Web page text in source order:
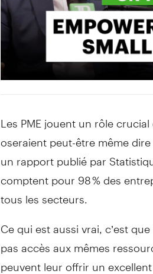
Les PME jouent un rôle
oseraient peut-être même dire
un rapport publié par
comptent pour 98 % des
tous les secteurs.
Ce qui est aussi vrai, c’est
pas accès aux mêmes
peuvent leur offrir un